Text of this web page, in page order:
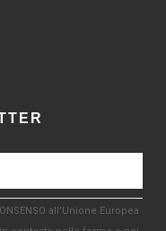
all'Unione Europea